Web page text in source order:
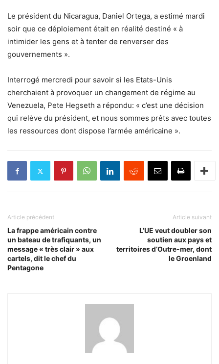
Le président du Nicaragua, Daniel Ortega, a estimé mardi
soir que ce déploiement était en réalité destiné « à
intimider les gens et à tenter de renverser des
gouvernements ».
Interrogé mercredi pour savoir si les Etats-Unis
cherchaient à provoquer un changement de régime au
Venezuela, Pete Hegseth a répondu: « c’est une décision
qui relève du président, et nous sommes prêts avec toutes
les ressources dont dispose l’armée américaine ».
Article précédent
La frappe américain contre
un bateau de trafiquants, un
message « très clair » aux
cartels, dit le chef du
Pentagone
Article suivant
L’UE veut doubler son
soutien aux pays et
territoires d’Outre-mer, dont
le Groenland